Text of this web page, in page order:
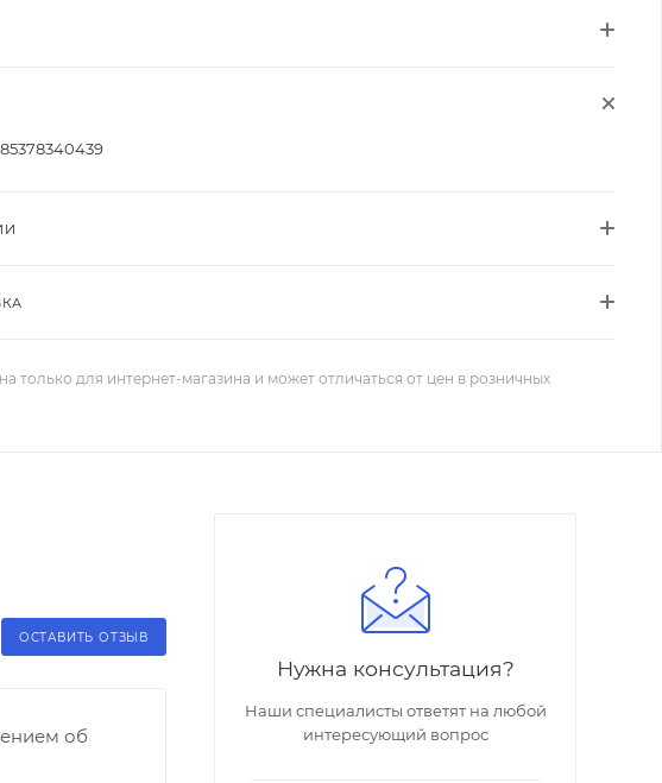
только для интернет-магазина и может отличаться от цен в розничных
ОСТАВИТЬ ОТЗЫВ
об
Нужна консультация?
Наши специалисты ответят на любой
интересующий вопрос